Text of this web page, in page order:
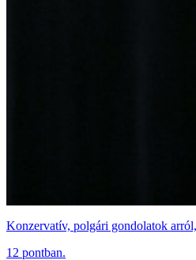
Konzervatív, polgári gondolatok
12 pontban.